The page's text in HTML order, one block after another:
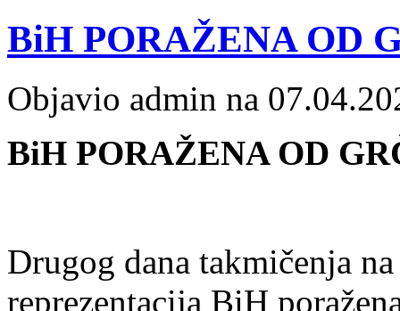
BiH PORAŽENA OD
Objavio admin na
BiH PORAŽENA OD
Drugog dana takmičenja
reprezentacija BiH